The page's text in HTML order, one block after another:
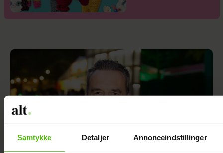
Samtykke Detaljer Annonceindstillinger